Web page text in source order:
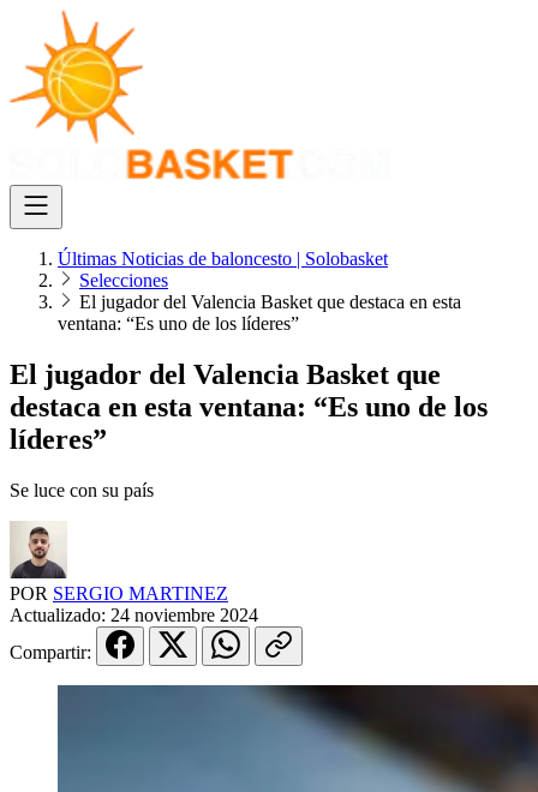
Últimas Noticias de baloncesto | Solobasket
Selecciones
El jugador del Valencia Basket que destaca en esta
ventana: “Es uno de los líderes”
El jugador del Valencia Basket que
destaca en esta ventana: “Es uno de los
líderes”
Se luce con su país
POR SERGIO MARTINEZ
Actualizado: 24 noviembre 2024
Compartir: